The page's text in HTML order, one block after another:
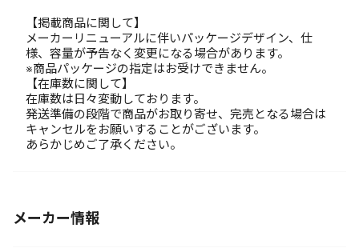
【掲載商品に関して】
メーカーリニューアルに伴いパッケージデザイン、仕
様、容量が予告なく変更になる場合があります。
※商品パッケージの指定はお受けできません。
【在庫数に関して】
在庫数は日々変動しております。
発送準備の段階で商品がお取り寄せ、完売となる場合は
キャンセルをお願いすることがございます。
あらかじめご了承ください。
メーカー情報